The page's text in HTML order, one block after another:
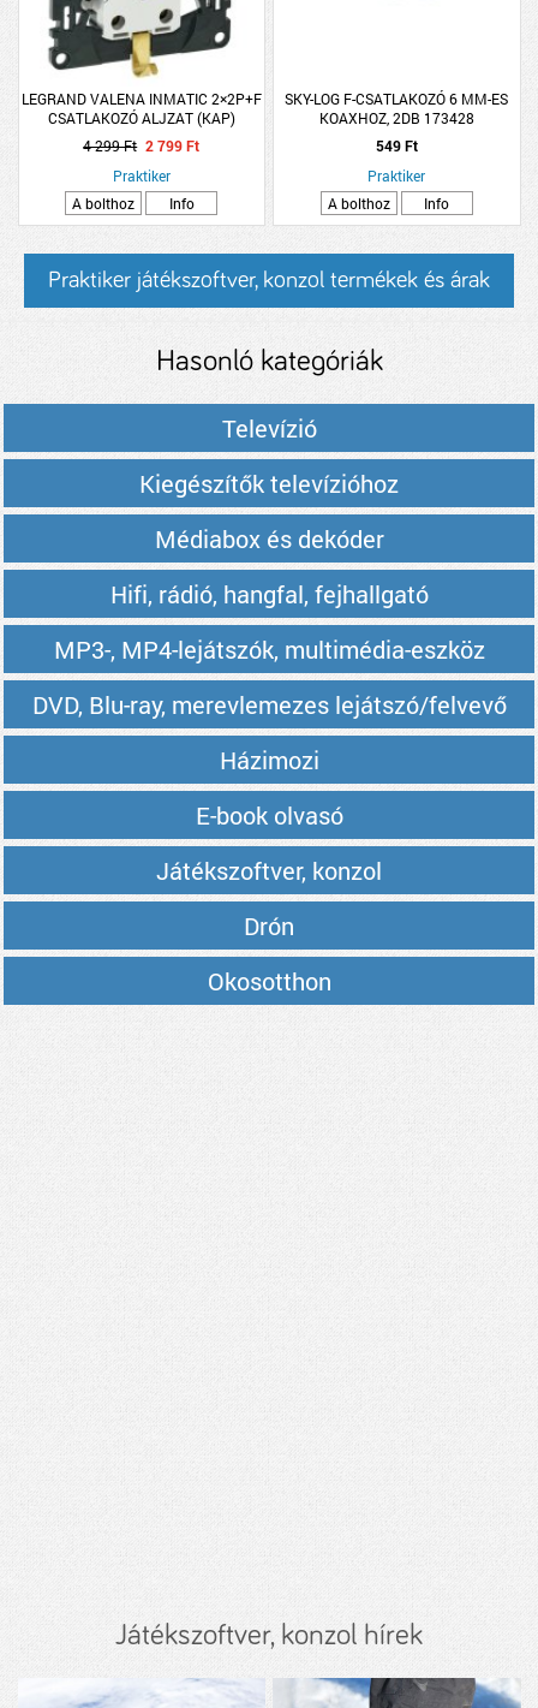
LEGRAND VALENA INMATIC 2×2P+F
CSATLAKOZÓ ALJZAT (KAP)
4 299 Ft 2 799 Ft
Praktiker
A bolthoz
Info
SKY-LOG F-CSATLAKOZÓ 6 MM-ES
KOAXHOZ, 2DB 173428
549 Ft
Praktiker
A bolthoz
Info
Praktiker játékszoftver, konzol termékek és árak
Hasonló kategóriák
Televízió
Kiegészítők televízióhoz
Médiabox és dekóder
Hifi, rádió, hangfal, fejhallgató
MP3-, MP4-lejátszók, multimédia-eszköz
DVD, Blu-ray, merevlemezes lejátszó/felvevő
Házimozi
E-book olvasó
Játékszoftver, konzol
Drón
Okosotthon
Játékszoftver, konzol hírek